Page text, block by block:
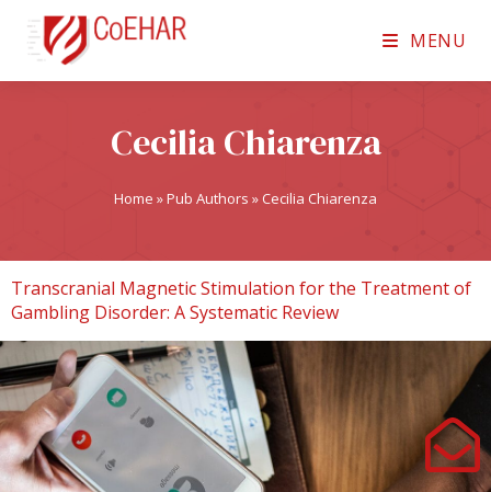
MENU
Cecilia Chiarenza
Home »Pub Authors » Cecilia Chiarenza
Transcranial Magnetic Stimulation for the Treatment of
Gambling Disorder: A Systematic Review